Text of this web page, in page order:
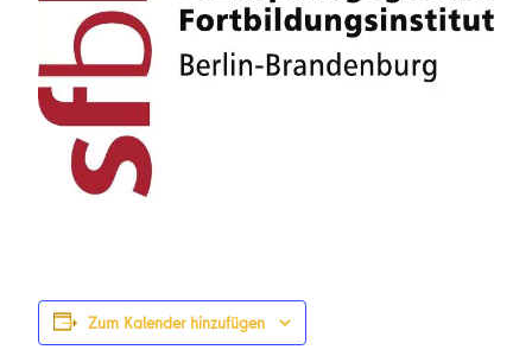
Zum Kalender hinzufügen